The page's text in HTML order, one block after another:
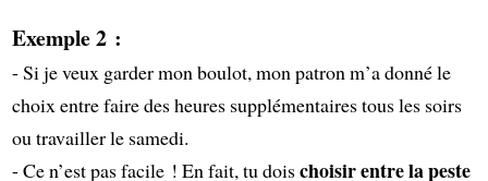
Exemple 2 :
- Si je veux garder mon boulot, mon patron m’a donné le
choix entre faire des heures supplémentaires tous les soirs
ou travailler le samedi.
- Ce n’est pas facile ! En fait, tu doischoisir entre la peste